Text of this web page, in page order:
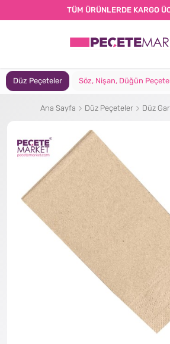
TÜM ÜRÜNLERDE KARGO
Düz Peçeteler Söz, Nişan, Düğün
Ana Sayfa Düz Peçeteler Düz